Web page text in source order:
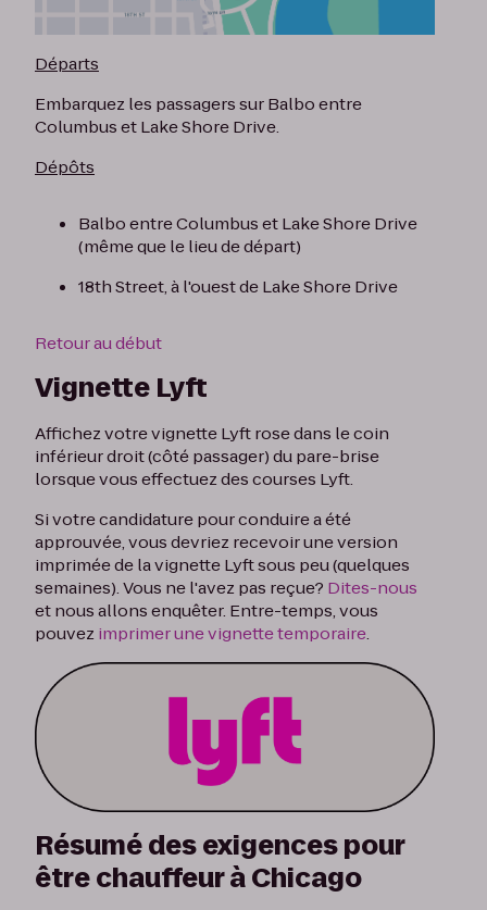
Départs
Embarquez les passagers sur Balbo entre
Columbus et Lake Shore Drive.
Dépôts
Balbo entre Columbus et Lake Shore Drive
(même que le lieu de départ)
18th Street, à l'ouest de Lake Shore Drive
Retour au début
Vignette Lyft
Affichez votre vignette Lyft rose dans le coin
inférieur droit (côté passager) du pare-brise
lorsque vous effectuez des courses Lyft.
Si votre candidature pour conduire a été
approuvée, vous devriez recevoir une version
imprimée de la vignette Lyft sous peu (quelques
semaines). Vous ne l'avez pas reçue? Dites-nous
et nous allons enquêter. Entre-temps, vous
pouvez imprimer une vignette temporaire.
Résumé des exigences pour
être chauffeur à Chicago